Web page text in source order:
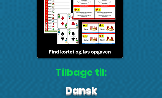
Tilbage til:
Dansk